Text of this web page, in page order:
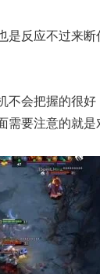
是反应不过来
不会把握的很
要注意的就是